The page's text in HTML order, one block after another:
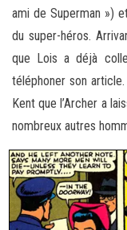
ami de Superman »)
du super-héros.
que Lois a déjà
téléphoner son
Kent que l’Archer a
nombreux autres